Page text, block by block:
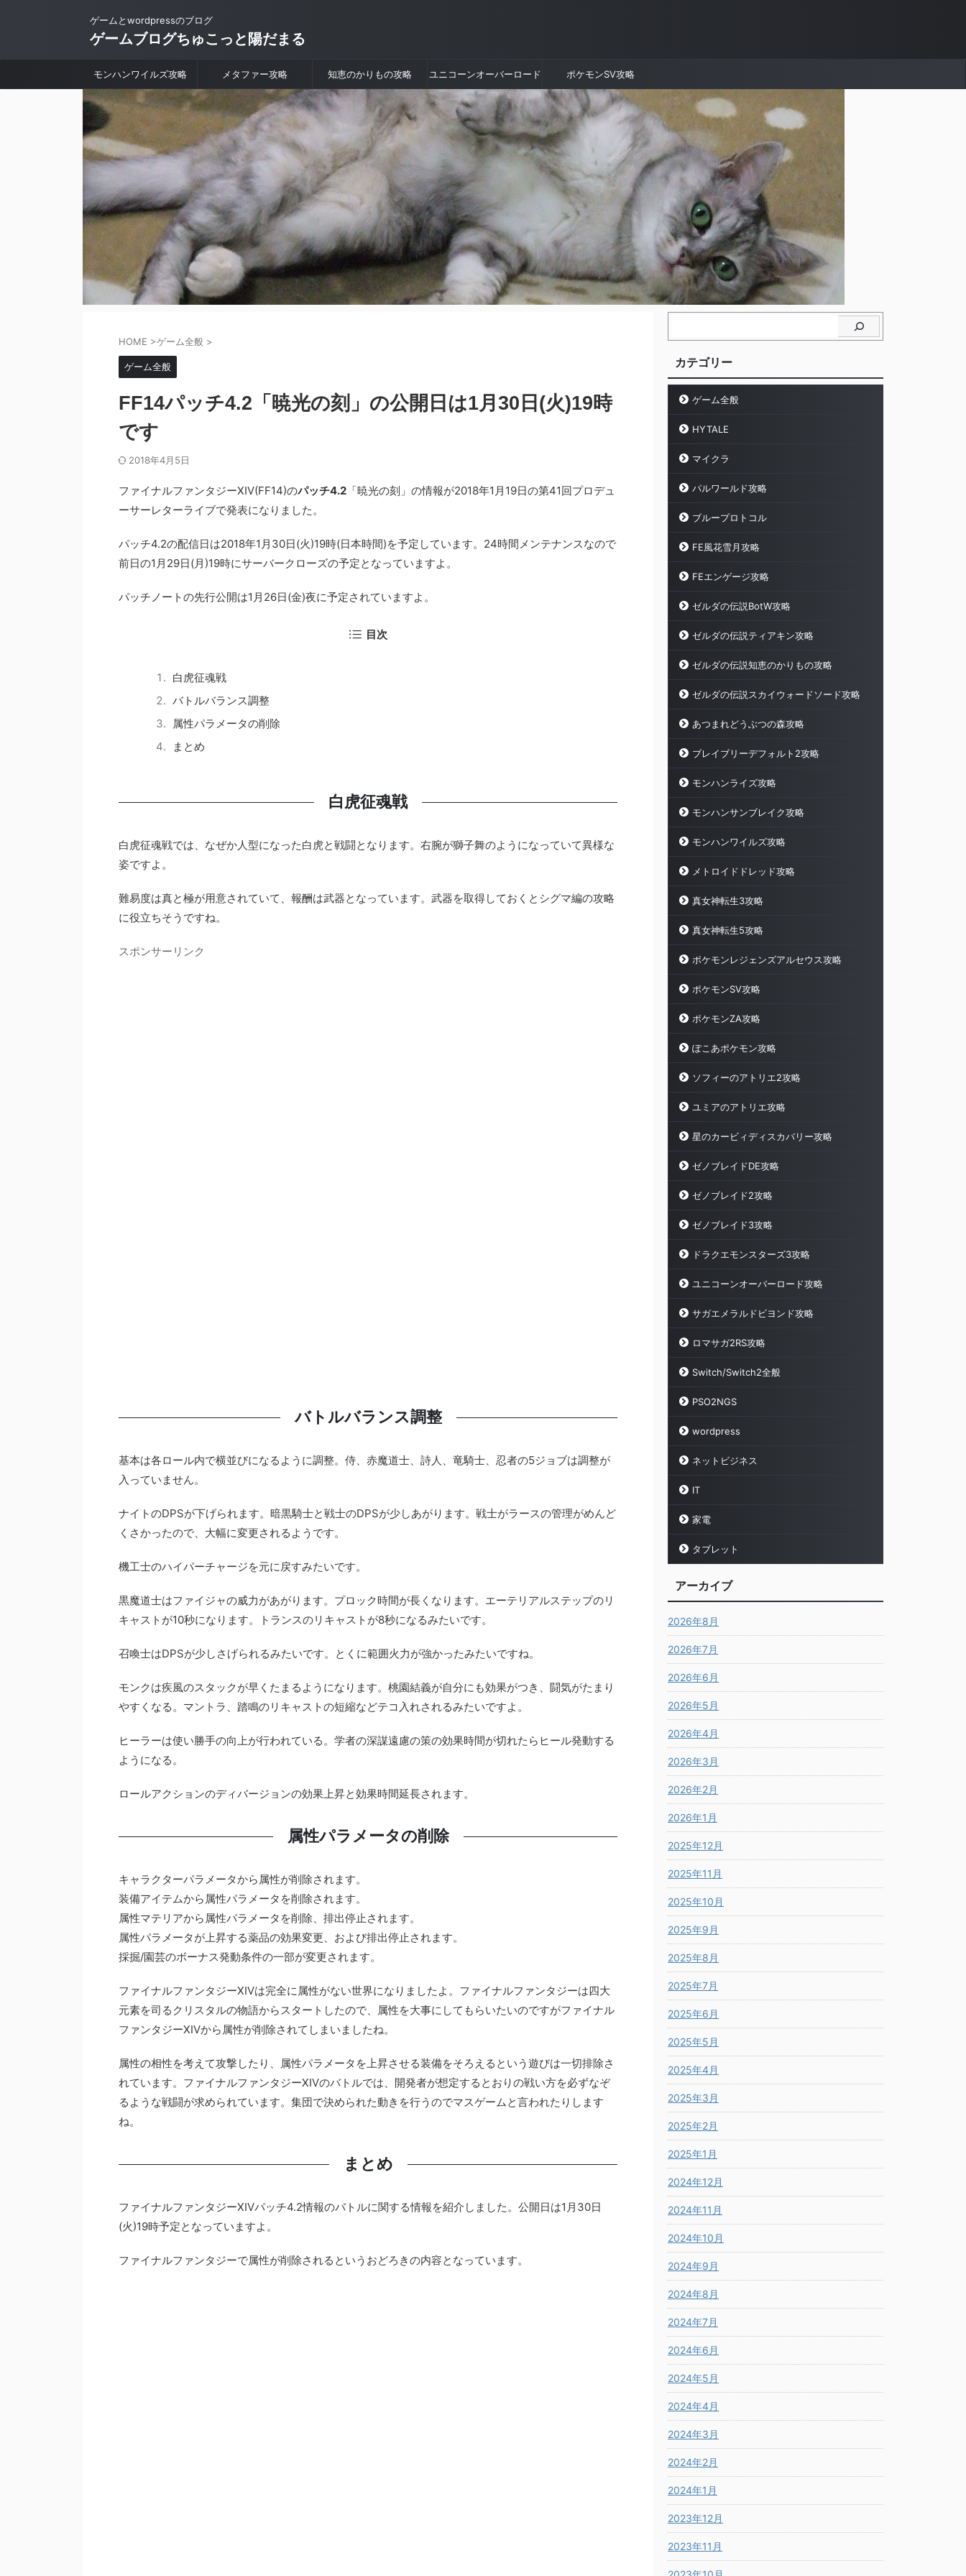
ゲームとwordpressのブログ
ゲームブログちゅこっと陽だまる
モンハンワイルズ攻略 メタファー攻略 知恵のかりもの攻略 ユニコーンオーバーロード ポケモンSV攻略
HOME >ゲーム全般 >
ゲーム全般
FF14パッチ4.2「暁光の刻」の公開日は1月30日(火)19時
です
2018年4月5日
ファイナルファンタジーXIV(FF14)のパッチ4.2 「暁光の刻」の情報が2018年1月19日の第41回プロデュ
ーサーレターライブで発表になりました。
パッチ4.2の配信日は2018年1月30日(火)19時(日本時間)を予定しています。24時間メンテナンスなので
前日の1月29日(月)19時にサーバークローズの予定となっていますよ。
パッチノートの先行公開は1月26日(金)夜に予定されていますよ。
目次
白虎征魂戦
バトルバランス調整
属性パラメータの削除
まとめ
白虎征魂戦
白虎征魂戦では、なぜか人型になった白虎と戦闘となります。右腕が獅子舞のようになっていて異様な
姿ですよ。
難易度は真と極が用意されていて、報酬は武器となっています。武器を取得しておくとシグマ編の攻略
に役立ちそうですね。
スポンサーリンク
バトルバランス調整
基本は各ロール内で横並びになるように調整。侍、赤魔道士、詩人、竜騎士、忍者の5ジョブは調整が
入っていません。
ナイトのDPSが下げられます。暗黒騎士と戦士のDPSが少しあがります。戦士がラースの管理がめんど
くさかったので、大幅に変更されるようです。
機工士のハイパーチャージを元に戻すみたいです。
黒魔道士はファイジャの威力があがります。プロック時間が長くなります。エーテリアルステップのリ
キャストが10秒になります。トランスのリキャストが8秒になるみたいです。
召喚士はDPSが少しさげられるみたいです。とくに範囲火力が強かったみたいですね。
モンクは疾風のスタックが早くたまるようになります。桃園結義が自分にも効果がつき、闘気がたまり
やすくなる。マントラ、踏鳴のリキャストの短縮などテコ入れされるみたいですよ。
ヒーラーは使い勝手の向上が行われている。学者の深謀遠慮の策の効果時間が切れたらヒール発動する
ようになる。
ロールアクションのディバージョンの効果上昇と効果時間延長されます。
属性パラメータの削除
キャラクターパラメータから属性が削除されます。
装備アイテムから属性パラメータを削除されます。
属性マテリアから属性パラメータを削除、排出停止されます。
属性パラメータが上昇する薬品の効果変更、および排出停止されます。
採掘/園芸のボーナス発動条件の一部が変更されます。
ファイナルファンタジーXIVは完全に属性がない世界になりましたよ。ファイナルファンタジーは四大
元素を司るクリスタルの物語からスタートしたので、属性を大事にしてもらいたいのですがファイナル
ファンタジーXIVから属性が削除されてしまいましたね。
属性の相性を考えて攻撃したり、属性パラメータを上昇させる装備をそろえるという遊びは一切排除さ
れています。ファイナルファンタジーXIVのバトルでは、開発者が想定するとおりの戦い方を必ずなぞ
るような戦闘が求められています。集団で決められた動きを行うのでマスゲームと言われたりします
ね。
まとめ
ファイナルファンタジーXIVパッチ4.2情報のバトルに関する情報を紹介しました。公開日は1月30日
(火)19時予定となっていますよ。
ファイナルファンタジーで属性が削除されるというおどろきの内容となっています。
カテゴリー
ゲーム全般
HYTALE
マイクラ
パルワールド攻略
ブループロトコル
FE風花雪月攻略
FEエンゲージ攻略
ゼルダの伝説BotW攻略
ゼルダの伝説ティアキン攻略
ゼルダの伝説知恵のかりもの攻略
ゼルダの伝説スカイウォードソード攻略
あつまれどうぶつの森攻略
ブレイブリーデフォルト2攻略
モンハンライズ攻略
モンハンサンブレイク攻略
モンハンワイルズ攻略
メトロイドドレッド攻略
真女神転生3攻略
真女神転生5攻略
ポケモンレジェンズアルセウス攻略
ポケモンSV攻略
ポケモンZA攻略
ぽこあポケモン攻略
ソフィーのアトリエ2攻略
ユミアのアトリエ攻略
星のカービィディスカバリー攻略
ゼノブレイドDE攻略
ゼノブレイド2攻略
ゼノブレイド3攻略
ドラクエモンスターズ3攻略
ユニコーンオーバーロード攻略
サガエメラルドビヨンド攻略
ロマサガ2RS攻略
Switch/Switch2全般
PSO2NGS
wordpress
ネットビジネス
IT
家電
タブレット
アーカイブ
2026年8月
2026年7月
2026年6月
2026年5月
2026年4月
2026年3月
2026年2月
2026年1月
2025年12月
2025年11月
2025年10月
2025年9月
2025年8月
2025年7月
2025年6月
2025年5月
2025年4月
2025年3月
2025年2月
2025年1月
2024年12月
2024年11月
2024年10月
2024年9月
2024年8月
2024年7月
2024年6月
2024年5月
2024年4月
2024年3月
2024年2月
2024年1月
2023年12月
2023年11月